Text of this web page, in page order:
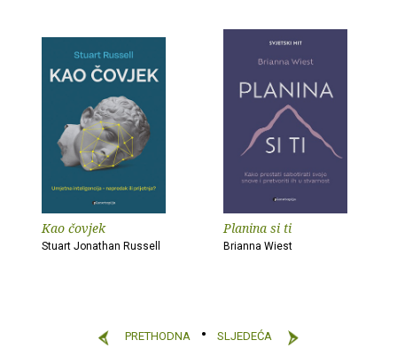
Kao čovjek
Stuart Jonathan Russell
Planina si ti
Brianna Wiest
PRETHODNA SLJEDEĆA